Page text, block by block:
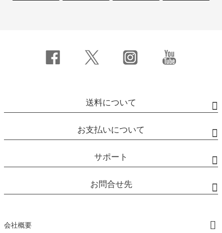
送料について
お支払いについて
サポート
お問合せ先
会社概要